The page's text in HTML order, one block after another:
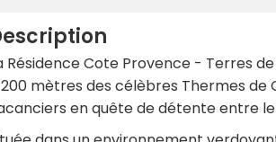
Résidence Cote Provence - Terres
mètres des célèbres Thermes de
en quête de détente entre